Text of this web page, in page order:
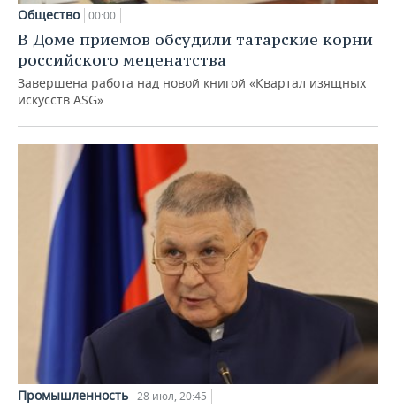
Общество 00:00
В Доме приемов обсудили татарские корни
российского меценатства
Завершена работа над новой книгой «Квартал изящных
искусств ASG»
Промышленность 28 июл, 20:45